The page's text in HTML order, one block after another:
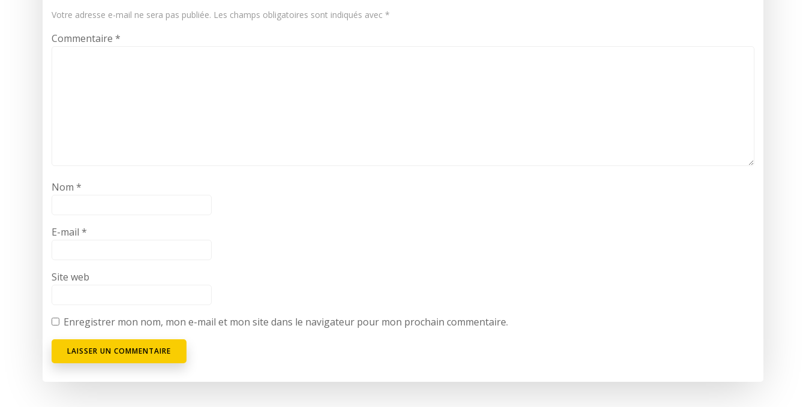
Votre adresse e-mail ne sera pas publiée. Les champs obligatoires sont indiqués avec *
Commentaire *
Nom *
E-mail *
Site web
Enregistrer mon nom, mon e-mail et mon site dans le navigateur pour mon prochain commentaire.